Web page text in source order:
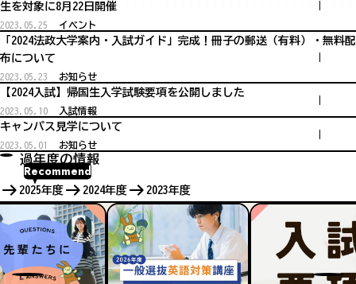
生を対象に8月22日開催
2023.05.25 イベント
「2024法政大学案内・入試ガイド」完成！冊子の郵送（有料）・無料配
布について
2023.05.23 お知らせ
【2024入試】帰国生入学試験要項を公開しました
2023.05.10 入試情報
キャンパス見学について
2023.05.01 お知らせ
過年度の情報
2025年度 2024年度 2023年度
Recommend